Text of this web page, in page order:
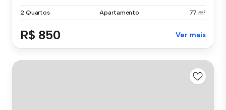
2 Quartos Apartamento 77 m²
R$ 850 Ver mais